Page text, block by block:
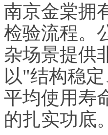
南京金棠拥
检验流程。
杂场景提供
以"结构稳
平均使用寿
的扎实功底。